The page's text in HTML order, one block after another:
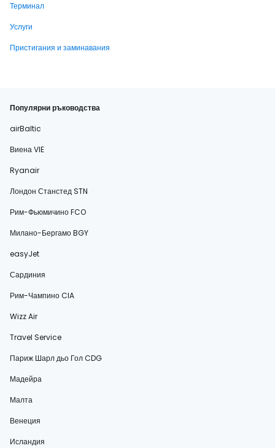
Терминал
Услуги
Пристигания и заминавания
Популярни ръководства
airBaltic
Виена VIE
Ryanair
Лондон Станстед STN
Рим-Фьюмичино FCO
Милано-Бергамо BGY
easyJet
Сардиния
Рим-Чампино CIA
Wizz Air
Travel Service
Париж Шарл дьо Гол CDG
Мадейра
Малта
Венеция
Исландия